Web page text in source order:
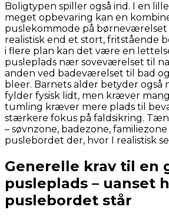
Boligtypen spiller også ind. I en
meget opbevaring kan en
puslekommode på
realistisk end et stort, fritstående
i flere plan kan det være en
pusleplads nær soveværelset til
anden ved badeværelset til bad
bleer. Barnets alder betyder også
fylder fysisk lidt, men kræver
tumling kræver mere plads til
stærkere fokus på faldsikring.
– søvnzone, badezone,
puslebordet der, hvor I realistisk
Generelle krav til en
pusleplads – uanset
puslebordet står